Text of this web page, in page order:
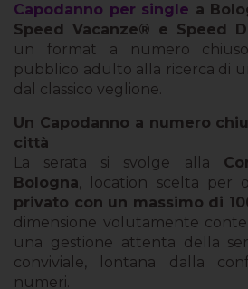
Capodanno per single a
Speed Vacanze® e Speed
un format a numero
pubblico adulto alla ricerca di
dal classico veglione.
Un Capodanno a numero
città
La serata si svolge alla
Bologna, location scelta per
privato con un massimo di
dimensione volutamente
una gestione attenta della
conviviale, lontana dalla
numeri.